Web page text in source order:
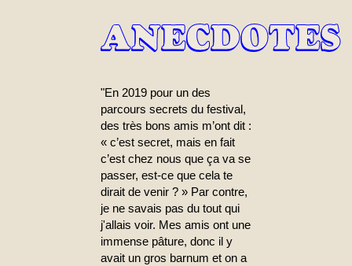
ANECDOTES
"En 2019 pour un des
parcours secrets du festival,
des très bons amis m’ont dit :
« c’est secret, mais en fait
c’est chez nous que ça va se
passer, est-ce que cela te
dirait de venir ? » Par contre,
je ne savais pas du tout qui
j'allais voir. Mes amis ont une
immense pâture, donc il y
avait un gros barnum et on a